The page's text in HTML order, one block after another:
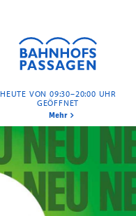
HEUTE VON 09:30–20:00 UHR
GEÖFFNET
Mehr